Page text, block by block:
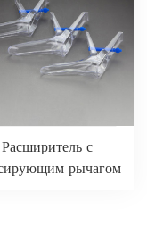
Расширитель с
рычагом